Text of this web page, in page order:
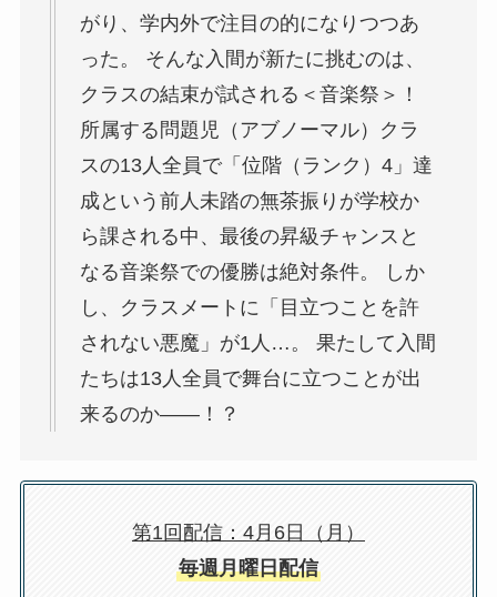
がり、学内外で注目の的になりつつあ
った。 そんな入間が新たに挑むのは、
クラスの結束が試される＜音楽祭＞！
所属する問題児（アブノーマル）クラ
スの13人全員で「位階（ランク）4」達
成という前人未踏の無茶振りが学校か
ら課される中、最後の昇級チャンスと
なる音楽祭での優勝は絶対条件。 しか
し、クラスメートに「目立つことを許
されない悪魔」が1人…。 果たして入間
たちは13人全員で舞台に立つことが出
来るのか――！？
第1回配信：4月6日（月）
毎週月曜日配信